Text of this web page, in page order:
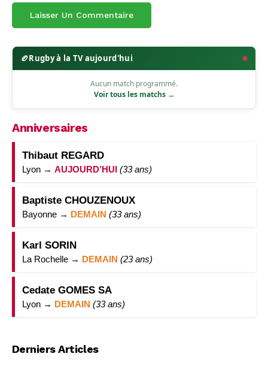
🏉Rugby à la TV aujourd'hui
Aucun match programmé.
Voir tous les matchs →
Anniversaires
Thibaut REGARD
Lyon → AUJOURD’HUI (33 ans)
Baptiste CHOUZENOUX
Bayonne → DEMAIN (33 ans)
Karl SORIN
La Rochelle → DEMAIN (23 ans)
Cedate GOMES SA
Lyon → DEMAIN (33 ans)
Derniers Articles